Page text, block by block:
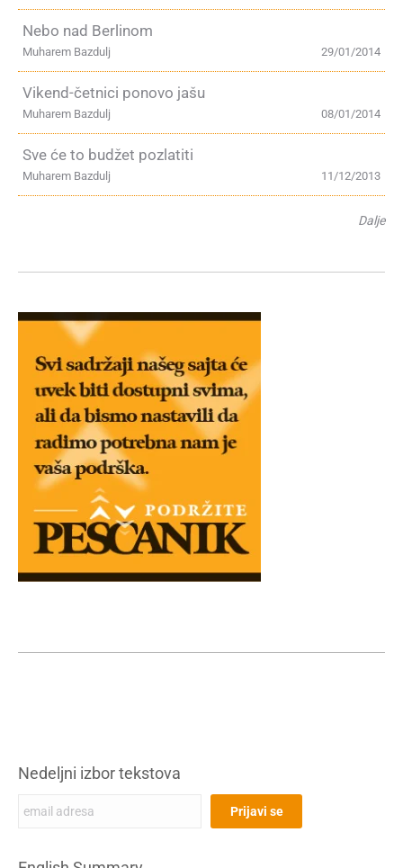
Nebo nad Berlinom
29/01/2014
Muharem Bazdulj
Vikend-četnici ponovo jašu
08/01/2014
Muharem Bazdulj
Sve će to budžet pozlatiti
11/12/2013
Muharem Bazdulj
Dalje
Nedeljni izbor tekstova